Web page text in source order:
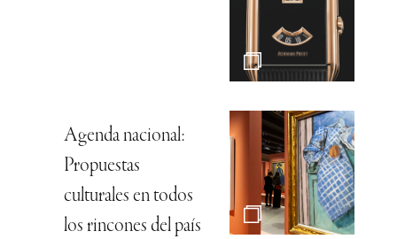
Agenda nacional:
Propuestas
culturales en todos
los rincones del país